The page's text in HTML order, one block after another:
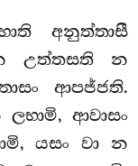
අනුත්තාසී
උත්තසති න
ආපජ්ජති.
ආවාසං
යසං වා න